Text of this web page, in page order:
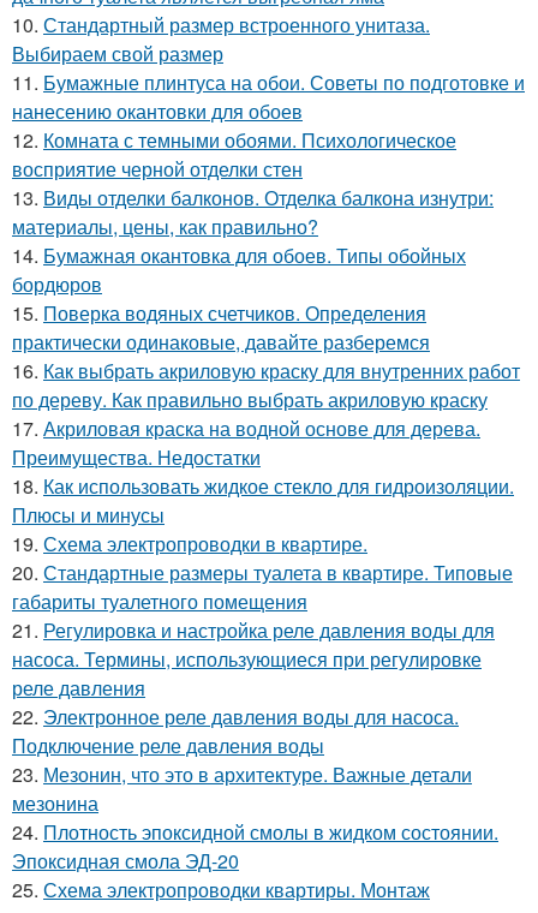
10. Стандартный размер встроенного унитаза.
Выбираем свой размер
11. Бумажные плинтуса на обои. Советы по подготовке и
нанесению окантовки для обоев
12. Комната с темными обоями. Психологическое
восприятие черной отделки стен
13. Виды отделки балконов. Отделка балкона изнутри:
материалы, цены, как правильно?
14. Бумажная окантовка для обоев. Типы обойных
бордюров
15. Поверка водяных счетчиков. Определения
практически одинаковые, давайте разберемся
16. Как выбрать акриловую краску для внутренних работ
по дереву. Как правильно выбрать акриловую краску
17. Акриловая краска на водной основе для дерева.
Преимущества. Недостатки
18. Как использовать жидкое стекло для гидроизоляции.
Плюсы и минусы
19. Схема электропроводки в квартире.
20. Стандартные размеры туалета в квартире. Типовые
габариты туалетного помещения
21. Регулировка и настройка реле давления воды для
насоса. Термины, использующиеся при регулировке
реле давления
22. Электронное реле давления воды для насоса.
Подключение реле давления воды
23. Мезонин, что это в архитектуре. Важные детали
мезонина
24. Плотность эпоксидной смолы в жидком состоянии.
Эпоксидная смола ЭД-20
25. Схема электропроводки квартиры. Монтаж